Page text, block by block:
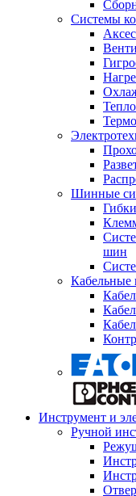
Системы
Шинные
шин
Кабельные
Инструмент и
Ручной